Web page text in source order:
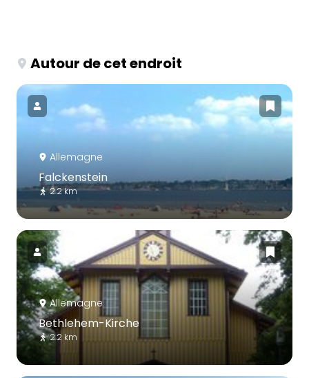
Autour de cet endroit
Allemagne
Falckenstein
2.2 km
Allemagne
Bethlehem-Kirche
2.2 km